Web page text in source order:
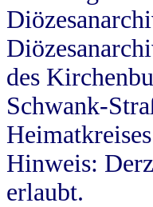
des
Schwank-
Hinweis:
erlaubt.